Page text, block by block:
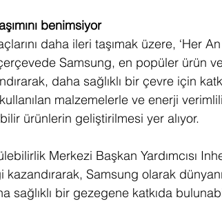
benimsiyor
daha ileri taşımak üzere, ‘Her
çerçevede Samsung, en popüler ürün
daha sağlıklı bir çevre için
malzemelerle ve enerji
ürünlerin geliştirilmesi yer alıyor.
Merkezi Başkan Yardımcısı
Samsung olarak
sağlıklı bir gezegene katkıda